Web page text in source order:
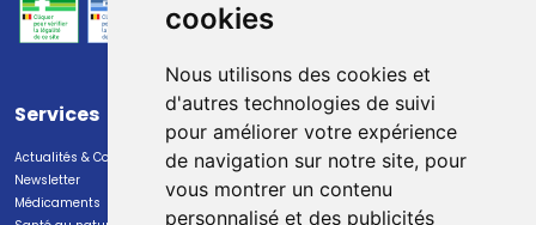
cookies
Nous utilisons des cookies et
d'autres technologies de suivi
pour améliorer votre expérience
de navigation sur notre site, pour
vous montrer un contenu
personnalisé et des publicités
Services
Actualités & Conseils
Newsletter
Médicaments
Paiement
Paiement sécurisé